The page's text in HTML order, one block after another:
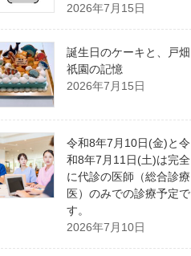
2026年7月15日
誕生日のケーキと、戸畑
祇園の記憶
2026年7月15日
令和8年7月10日(金)と令
和8年7月11日(土)は完全
に代診の医師（総合診療
医）のみでの診療予定で
す。
2026年7月10日